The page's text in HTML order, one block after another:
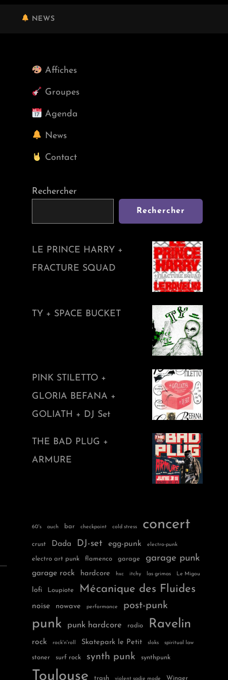
NEWS
Affiches
Groupes
Agenda
News
Contact
Rechercher
Rechercher
LE PRINCE HARRY +
FRACTURE SQUAD
TY + SPACE BUCKET
PINK STILETTO +
GLORIA BEFANA +
GOLIATH + DJ Set
THE BAD PLUG +
ARMURE
60's auch bar checkpoint cold stress concert
crust Dada DJ-set egg-punk electro-punk
electro art punk flamenco garage garage punk
garage rock hardcore hxc itchy las grimas Le Migou
lofi Loupiote Mécanique des Fluides
noise nowave performance post-punk
punk punk hardcore radio Ravelin
rock rock'n'roll Skatepark le Petit sloks spiritual law
stoner surf rock synth punk synthpunk
Toulouse trash violent sadie mode Winger